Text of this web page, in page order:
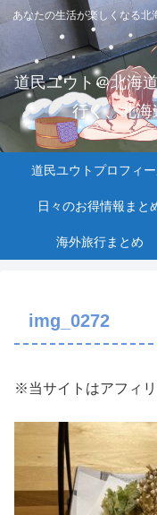
あなたの生活が楽しくなる北
道民ユウト＠北海
行く、北海
道民ユウトプロフィ
日々のお得情報まと
海外旅行まとめ
img_0272
※当サイトはアフィ